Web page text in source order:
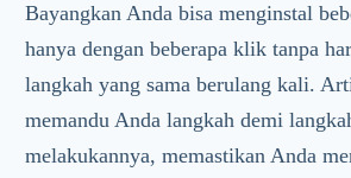
Bayangkan Anda bisa menginstal
hanya dengan beberapa klik tanpa
langkah yang sama berulang kali.
memandu Anda langkah demi
melakukannya, memastikan Anda